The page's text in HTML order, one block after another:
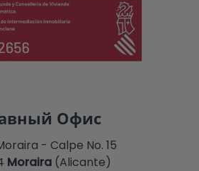
Офис
- Calpe No. 15
Moraira (Alicante)